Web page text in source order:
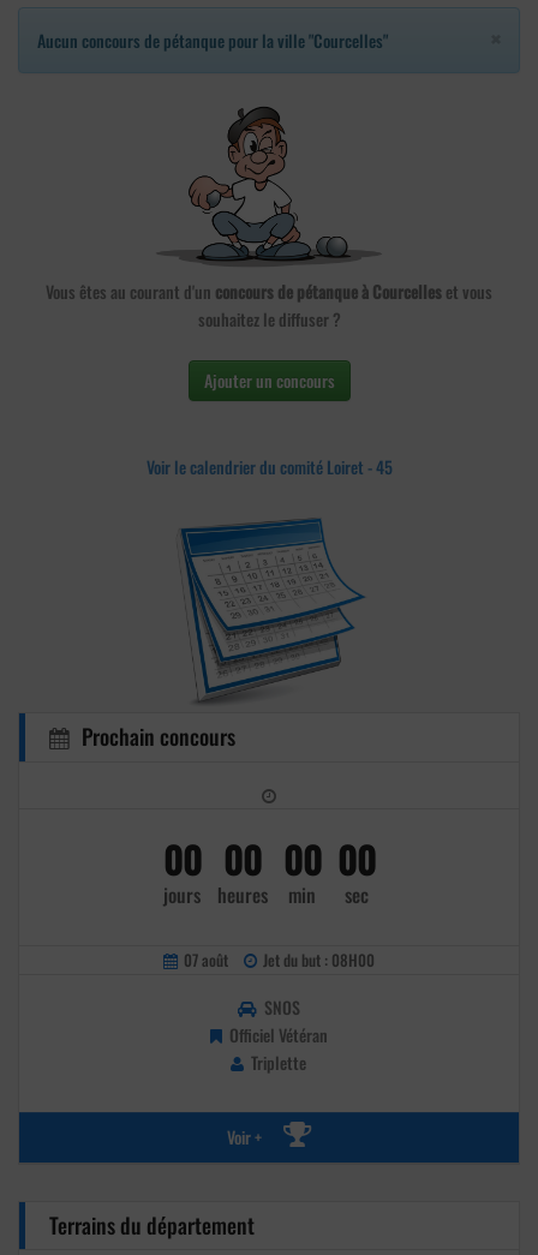
Aucun concours de pétanque pour la ville "Courcelles"
Vous êtes au courant d'un concours de pétanque à Courcelleset vous
souhaitez le diffuser ?
Ajouter un concours
Voir le calendrier du comité Loiret - 45
Prochain concours
00
jours
00
heures
00
min
00
sec
07 août Jet du but : 08H00
SNOS
Officiel Vétéran
Triplette
Voir +
Terrains du département